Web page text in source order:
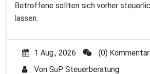
Betroffene sollten sich vorher
lassen.
1 Aug., 2026
(0)
Von SuP Steuerberatung